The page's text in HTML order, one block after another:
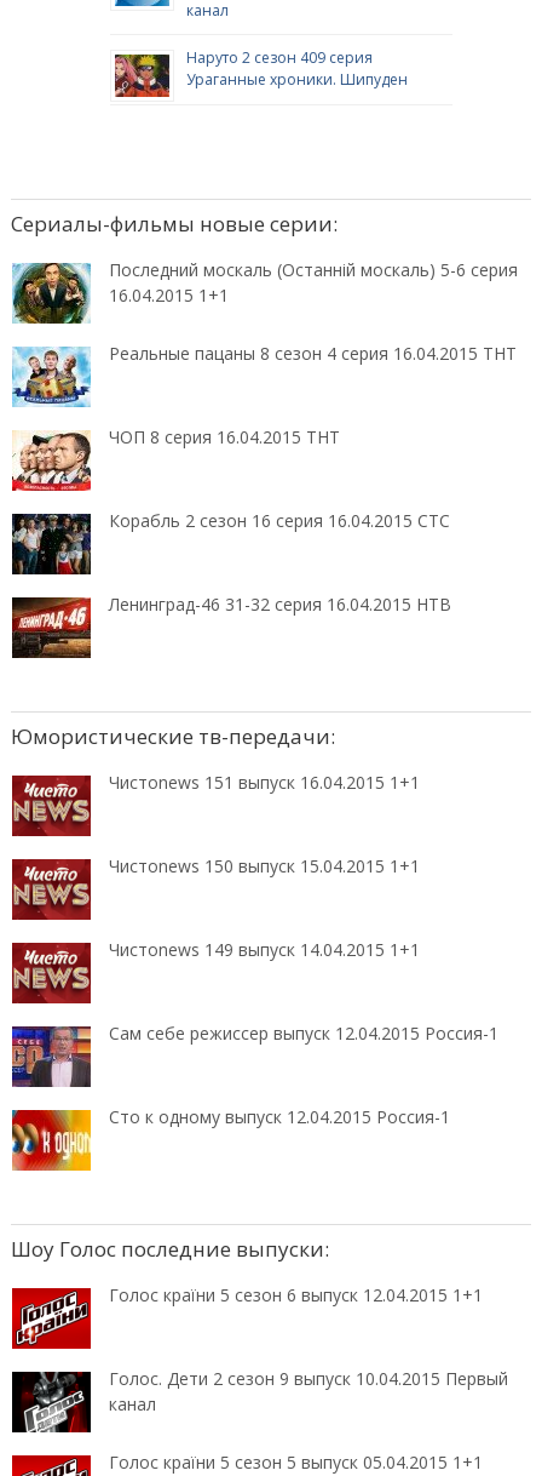
канал
Наруто 2 сезон 409 серия
Ураганные хроники. Шипуден
Сериалы-фильмы новые серии:
Последний москаль (Останній москаль) 5-6 серия
16.04.2015 1+1
Реальные пацаны 8 сезон 4 серия 16.04.2015 ТНТ
ЧОП 8 серия 16.04.2015 ТНТ
Корабль 2 сезон 16 серия 16.04.2015 СТС
Ленинград-46 31-32 серия 16.04.2015 НТВ
Юмористические тв-передачи:
Чистоnews 151 выпуск 16.04.2015 1+1
Чистоnews 150 выпуск 15.04.2015 1+1
Чистоnews 149 выпуск 14.04.2015 1+1
Сам себе режиссер выпуск 12.04.2015 Россия-1
Сто к одному выпуск 12.04.2015 Россия-1
Шоу Голос последние выпуски:
Голос країни 5 сезон 6 выпуск 12.04.2015 1+1
Голос. Дети 2 сезон 9 выпуск 10.04.2015 Первый
канал
Голос країни 5 сезон 5 выпуск 05.04.2015 1+1